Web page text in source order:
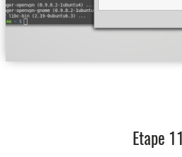
Etape 11